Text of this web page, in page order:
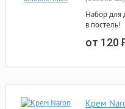
Набор для
в постель!
от 120
Крем